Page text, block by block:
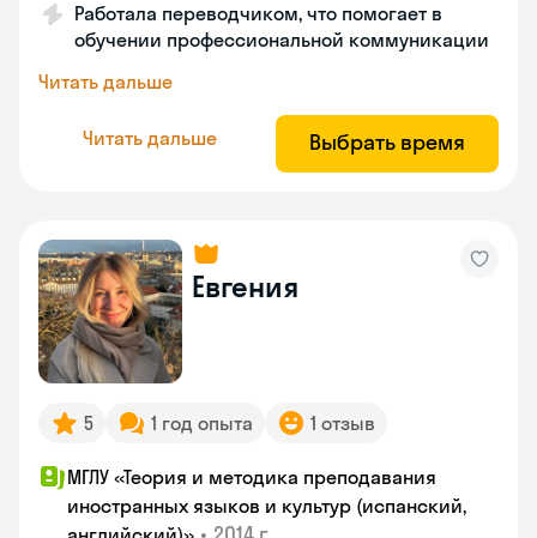
Работала переводчиком, что помогает в
обучении профессиональной коммуникации
Читать дальше
Читать дальше Выбрать время
Евгения
5 1 год опыта 1 отзыв
МГЛУ «Теория и методика преподавания
иностранных языков и культур (испанский,